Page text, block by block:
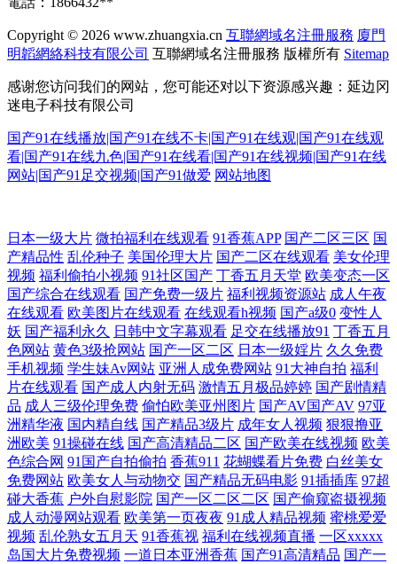
Copyright © 2026 www.zhuangxia.cn 互聯網域名注冊服務 廈門
明韜網絡科技有限公司 互聯網域名注冊服務 版權所有 Sitemap
感谢您访问我们的网站，您可能还对以下资源感兴趣：延边冈
迷电子科技有限公司
国产91在线播放|国产91在线不卡|国产91在线观|国产91在线观
看|国产91在线九色|国产91在线看|国产91在线视频|国产91在线
网站|国产91足交视频|国产91做爱 网站地图
欧美aaa视频 三级伦理在线 韩国乳首中文 日本色情天堂 香蕉伊擦擦449 91
无码中出 国产传媒自拍 免费三级网 午夜免费大片 肏屄天天肏屄 后入小视
频 日韩精品综合 91黄页视频 国产宾馆自拍 日本理论片播放 国产一二三高
清无 日韩无码观 91看频 国产区在线观看 人人操人人奸 亚洲欧美不卡线
97色黄页大全网 国产五码 欧美精品激情视頻 超碰日韩伪娘精品 狼友视频
91社区在线视频 国产极品性爱 欧美城a 五月天干逼网站2 国永久视频 欧美
久久草在线 午夜激情导航 豆花视频无码福利 欧美成人精品18 亚洲在线成
人电影 肏屄的av天堂 老司机制服丝袜 视频一区11 91免视频免费看 超碰
日本一级大片 微拍福利在线观看 91香蕉APP 国产二区三区 国
产精品性 乱伦种子 美国伦理大片 国产二区在线观看 美女伦理
视频 福利偷拍小视频 91社区国产 丁香五月天堂 欧美变态一区
国产综合在线观看 国产免费一级片 福利视频资源站 成人午夜
在线观看 欧美图片在线观看 在线观看h视频 国产a级0 变性人
妖 国产福利永久 日韩中文字幕观看 足交在线播放91 丁香五月
色网站 黄色3级抢网站 国产一区二区 日本一级婬片 久久免费
手机视频 学生妹Av网站 亚洲人成免费网站 91大神自拍 福利
片在线观看 国产成人内射无码 激情五月极品婷婷 国产剧情精
品 成人三级伦理免费 偷怕欧美亚州图片 国产AV国产AV 97亚
洲精华液 国内精自线 国产精品3级片 成年女人视频 狠狠撸亚
洲欧美 91操碰在线 国产高清精品二区 国产欧美在线视频 欧美
色综合网 91国产自拍偷拍 香蕉911 花蝴蝶看片免费 白丝美女
免费网站 欧美女人与动物交 国产精品无码电影 91插插库 97超
碰大香蕉 户外自慰影院 国产一区二区二区 国产偷窥盗摄视频
成人动漫网站观看 欧美第一页夜夜 91成人精品视频 蜜桃爱爱
视频 乱伦熟女五月天 91香蕉视 福利在线视频直播 一区xxxxx
岛国大片免费视频 一道日本亚洲香蕉 国产91高清精品 国产一